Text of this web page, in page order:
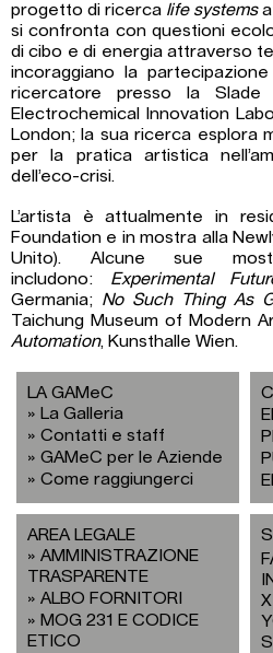
progetto di ricerca life systems
si confronta con questioni
di cibo e di energia attraverso
incoraggiano la
ricercatore presso la
Electrochemical Innovation
London; la sua ricerca esplora
per la pratica artistica
dell’eco-crisi.
L’artista è attualmente in
Foundation e in mostra alla
Unito). Alcune sue
includono: Experimental
Germania; No Such Thing As
Taichung Museum of Modern
Automation, Kunsthalle Wien.
LA GAMeC
La Galleria
Contatti e staff
GAMeC per le Aziende
Come raggiungerci
AREA LEGALE
AMMINISTRAZIONE
TRASPARENTE
ALBO FORNITORI
MOG 231 E CODICE
ETICO
X